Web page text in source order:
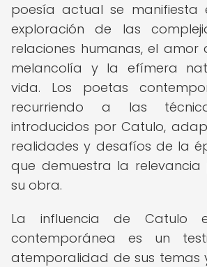
poesía actual se manifiesta
exploración de las
relaciones humanas, el amor
melancolía y la efímera
vida. Los poetas
recurriendo a las
introducidos por Catulo,
realidades y desafíos de la
que demuestra la
su obra.
La influencia de Catulo
contemporánea es un
atemporalidad de sus temas